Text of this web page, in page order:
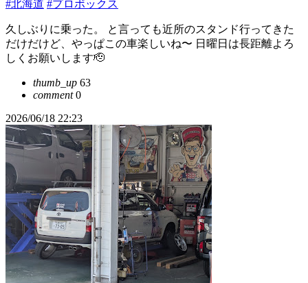
#北海道 #プロボックス
久しぶりに乗った。 と言っても近所のスタンド行ってきた
だけだけど、やっぱこの車楽しいね〜 日曜日は長距離よろ
しくお願いします🫡
thumb_up 63
comment0
2026/06/18 22:23